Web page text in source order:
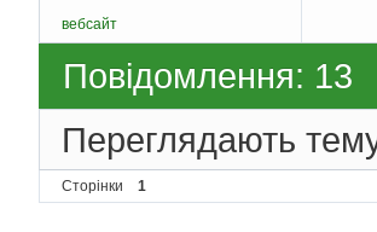
вебсайт
Повідомлення: 13
Переглядають
Сторінки 1